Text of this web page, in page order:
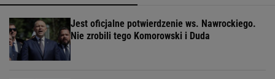
Jest oficjalne potwierdzenie ws. Nawrockiego.
Nie zrobili tego Komorowski i Duda